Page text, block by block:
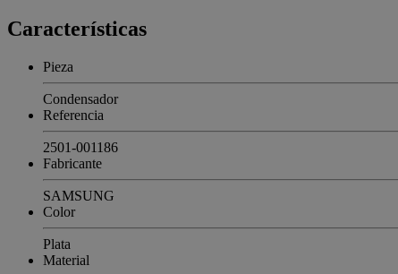
Características
Pieza
Condensador
Referencia
2501-001186
Fabricante
SAMSUNG
Color
Plata
Material